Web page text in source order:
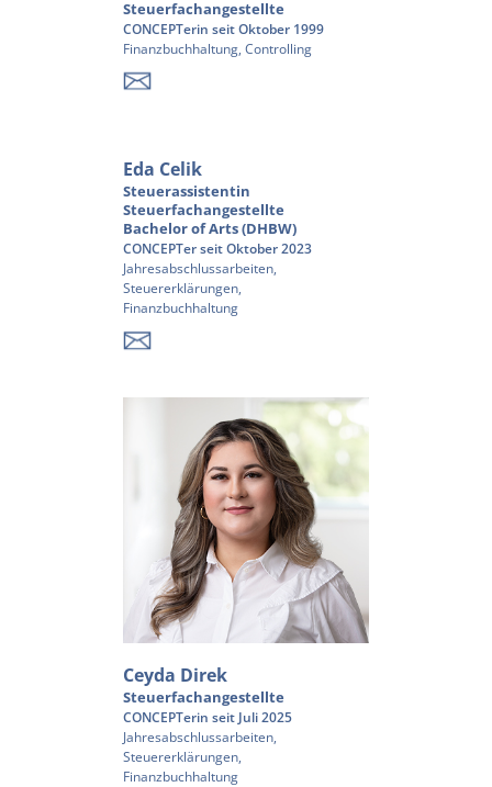
Steuerfachangestellte
CONCEPTerin seit Oktober 1999
Finanzbuchhaltung, Controlling
Eda Celik
Steuerassistentin
Steuerfachangestellte
Bachelor of Arts (DHBW)
CONCEPTer seit Oktober 2023
Jahresabschlussarbeiten,
Steuererklärungen,
Finanzbuchhaltung
Ceyda Direk
Steuerfachangestellte
CONCEPTerin seit Juli 2025
Jahresabschlussarbeiten,
Steuererklärungen,
Finanzbuchhaltung